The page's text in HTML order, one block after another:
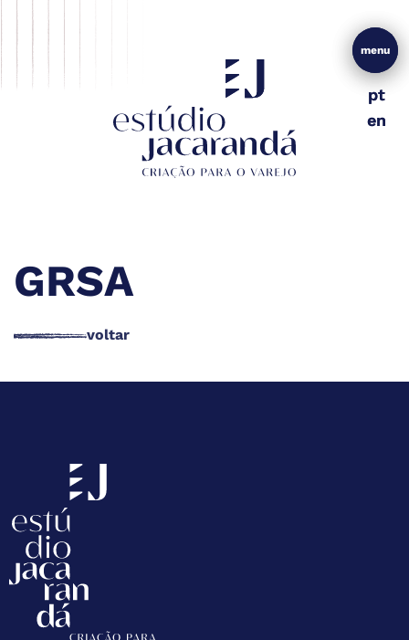
menu
pt
en
menu
pt
en
GRSA
voltar